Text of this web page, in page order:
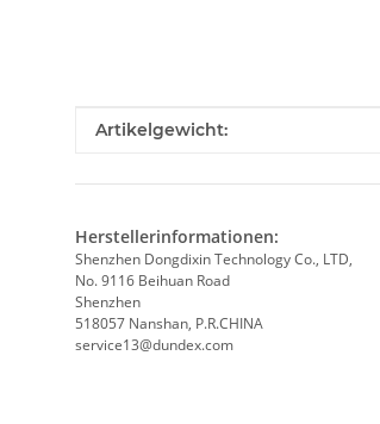
Produkteigenschaft
Wert
Artikelgewicht:
Herstellerinformationen:
Shenzhen Dongdixin Technology Co., LTD,
No. 9116 Beihuan Road
Shenzhen
518057 Nanshan, P.R.CHINA
service13@dundex.com